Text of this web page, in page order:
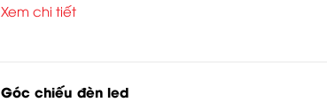
Xem chi tiết
Góc chiếu đèn led